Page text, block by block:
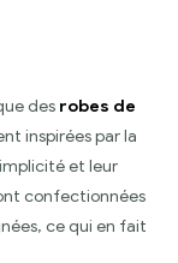
des robes de
inspirées par la
et leur
confectionnées
ce qui en fait